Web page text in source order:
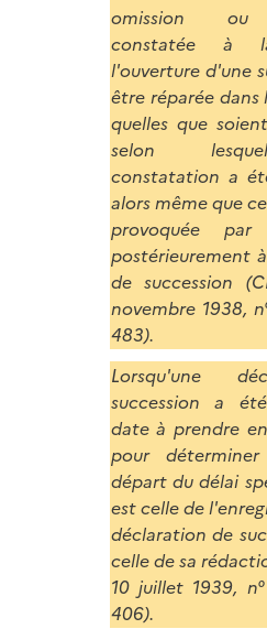
omission ou
constatée à
l'ouverture d'une
être réparée dans
quelles que
selon
constatation a
alors même que
provoquée
postérieurement
de succession
novembre 1938,
483).
Lorsqu'une
succession a
date à prendre
pour
départ du délai
est celle de
déclaration de
celle de sa
10 juillet 1939,
406).